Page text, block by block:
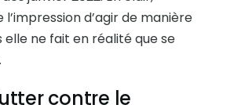
d’agir de manière
elle ne fait en réalité que se
contre le